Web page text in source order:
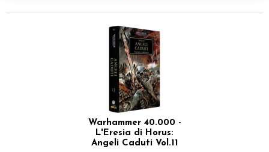
Warhammer 40.000 -
L'Eresia di Horus:
Angeli Caduti Vol.11